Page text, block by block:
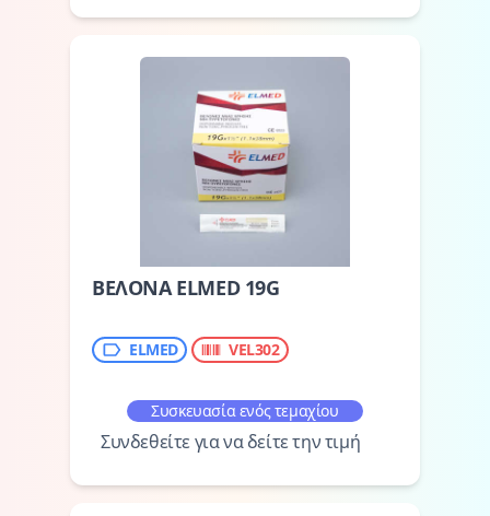
ΒΕΛΟΝΑ ELMED 19G
ELMED VEL302
Συσκευασία ενός τεμαχίου
Συνδεθείτε για να δείτε την τιμή